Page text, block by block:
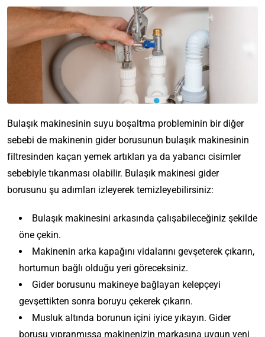
Bulaşık makinesinin suyu boşaltma probleminin bir diğer
sebebi de makinenin gider borusunun bulaşık makinesinin
filtresinden kaçan yemek artıkları ya da yabancı cisimler
sebebiyle tıkanması olabilir. Bulaşık makinesi gider
borusunu şu adımları izleyerek temizleyebilirsiniz:
Bulaşık makinesini arkasında çalışabileceğiniz şekilde
öne çekin.
Makinenin arka kapağını vidalarını gevşeterek çıkarın,
hortumun bağlı olduğu yeri göreceksiniz.
Gider borusunu makineye bağlayan kelepçeyi
gevşettikten sonra boruyu çekerek çıkarın.
Musluk altında borunun içini iyice yıkayın. Gider
borusu yıpranmışsa makinenizin markasına uygun yeni